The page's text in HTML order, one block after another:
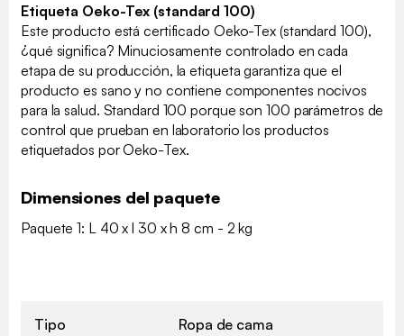
Etiqueta Oeko-Tex (standard 100)
Este producto está certificado Oeko-Tex (standard 100),
¿qué significa? Minuciosamente controlado en cada
etapa de su producción, la etiqueta garantiza que el
producto es sano y no contiene componentes nocivos
para la salud. Standard 100 porque son 100 parámetros de
control que prueban en laboratorio los productos
etiquetados por Oeko-Tex.
Dimensiones del paquete
Paquete 1: L 40 x l 30 x h 8 cm - 2 kg
Tipo Ropa de cama